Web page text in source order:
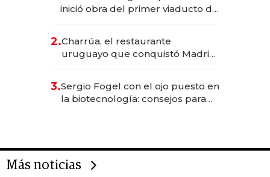
inició obra del primer viaducto de
millones
2.Charrúa, el restaurante
uruguayo que conquistó Madrid:
anticipación y prepara apertura
3.Sergio Fogel con el ojo puesto en
la biotecnología: consejos para
Más noticias